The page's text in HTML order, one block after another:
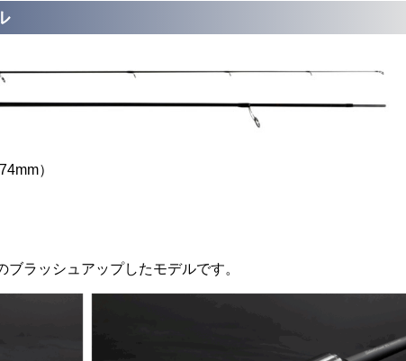
）
ラッシュアップしたモデルです。